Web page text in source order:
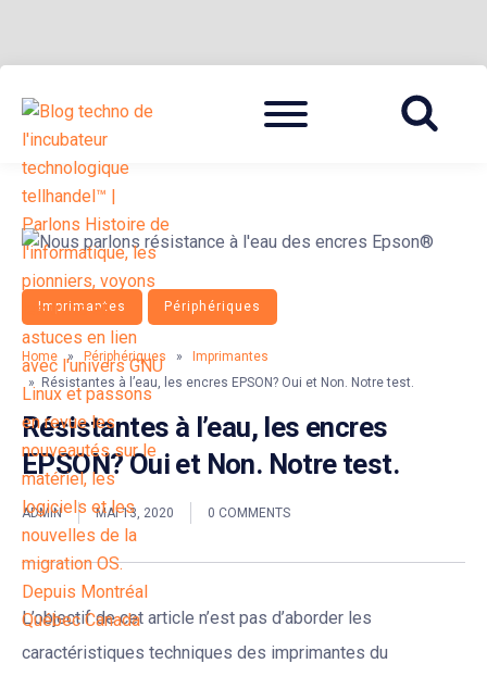
content
BLOG TECHNOLOGIQUE DU HUB | MIGRATION GNU LINUX
Menu
Imprimantes Périphériques
Home » Périphériques »
Imprimantes
» Résistantes à l’eau, les encres EPSON? Oui et Non. Notre test.
Résistantes à l’eau, les encres
EPSON? Oui et Non. Notre test.
ADMIN MAI 13, 2020 0 COMMENTS
L’objectif de cet article n’est pas d’aborder les
caractéristiques techniques des imprimantes du